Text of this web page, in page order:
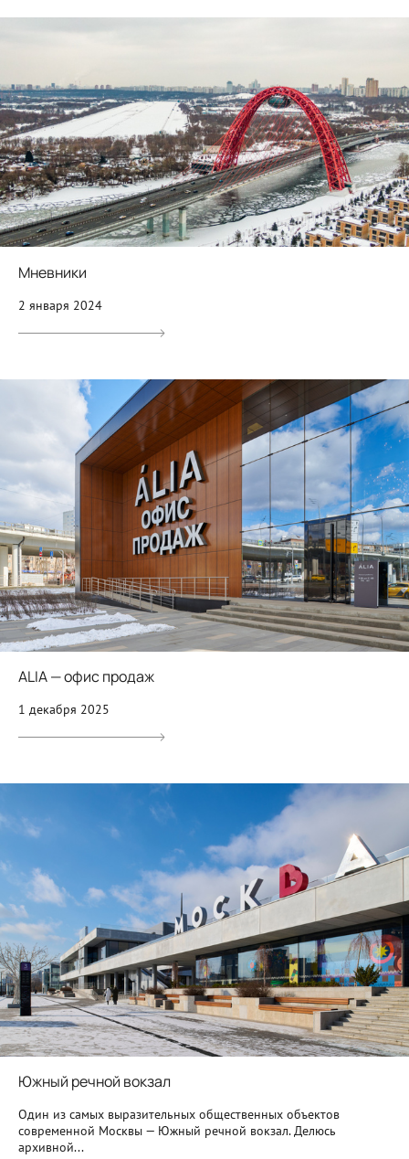
Мневники
2 января 2024
ALIA — офис продаж
1 декабря 2025
Южный речной вокзал
Один из самых выразительных общественных объектов
современной Москвы — Южный речной вокзал. Делюсь
архивной...